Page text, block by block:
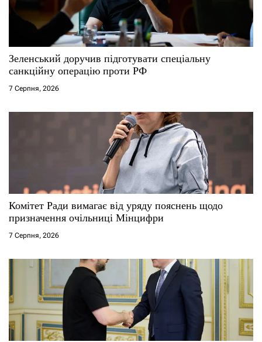
п
с
і
в
Зеленський доручив підготувати спеціальну
санкційну операцію проти РФ
7 Серпня, 2026
Комітет Ради вимагає від уряду пояснень щодо
призначення очільниці Мінцифри
7 Серпня, 2026